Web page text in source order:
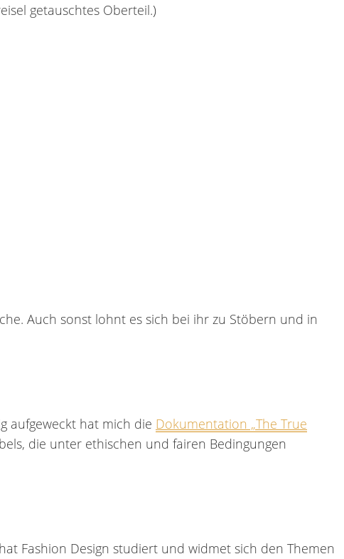
getauschtes Oberteil.)
Auch sonst lohnt es sich bei ihr zu Stöbern und in
aufgeweckt hat mich die Dokumentation „The True
die unter ethischen und fairen Bedingungen
Fashion Design studiert und widmet sich den Themen